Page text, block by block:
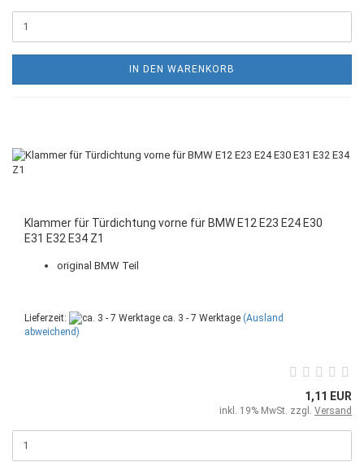
IN DEN WARENKORB
Klammer für Türdichtung vorne für BMW E12 E23 E24 E30
E31 E32 E34 Z1
original BMW Teil
Lieferzeit: ca. 3 - 7 Werktage (Ausland
abweichend)
1,11 EUR
inkl. 19% MwSt. zzgl. Versand